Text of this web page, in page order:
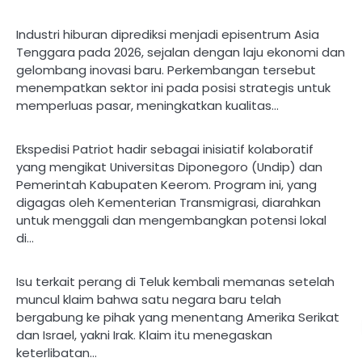
Industri hiburan diprediksi menjadi episentrum Asia
Tenggara pada 2026, sejalan dengan laju ekonomi dan
gelombang inovasi baru. Perkembangan tersebut
menempatkan sektor ini pada posisi strategis untuk
memperluas pasar, meningkatkan kualitas…
Ekspedisi Patriot hadir sebagai inisiatif kolaboratif
yang mengikat Universitas Diponegoro (Undip) dan
Pemerintah Kabupaten Keerom. Program ini, yang
digagas oleh Kementerian Transmigrasi, diarahkan
untuk menggali dan mengembangkan potensi lokal
di…
Isu terkait perang di Teluk kembali memanas setelah
muncul klaim bahwa satu negara baru telah
bergabung ke pihak yang menentang Amerika Serikat
dan Israel, yakni Irak. Klaim itu menegaskan
keterlibatan…